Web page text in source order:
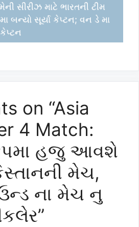
સીરીઝ માટે ભારતની ટીમ
બન્યો સૂર્યા કેપ્ટન; વન ડે મા
on “Asia
4 Match:
હજુ આવશે
મેચ,
ના મેચ નુ